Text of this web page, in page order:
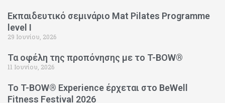
Εκπαιδευτικό σεμινάριο Mat Pilates Programme
level I
29 Ιουνίου, 2026
Τα οφέλη της προπόνησης με το T-BOW®
11 Ιουνίου, 2026
Το T-BOW® Experience έρχεται στο BeWell
Fitness Festival 2026